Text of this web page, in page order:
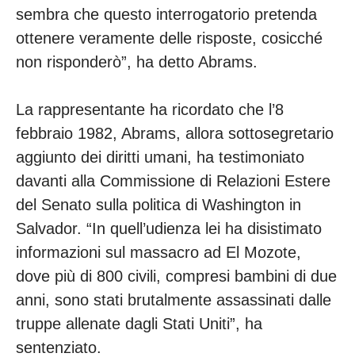
sembra che questo interrogatorio pretenda
ottenere veramente delle risposte, cosicché
non risponderò”, ha detto Abrams.
La rappresentante ha ricordato che l’8
febbraio 1982, Abrams, allora sottosegretario
aggiunto dei diritti umani, ha testimoniato
davanti alla Commissione di Relazioni Estere
del Senato sulla politica di Washington in
Salvador. “In quell’udienza lei ha disistimato
informazioni sul massacro ad El Mozote,
dove più di 800 civili, compresi bambini di due
anni, sono stati brutalmente assassinati dalle
truppe allenate dagli Stati Uniti”, ha
sentenziato.